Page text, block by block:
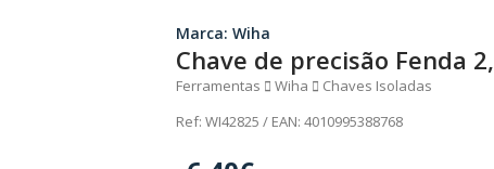
Marca: Wiha
Chave de precisão Fenda
Ferramentas Wiha
Chaves Isoladas
Ref: WI42825 / EAN: 4010995388768